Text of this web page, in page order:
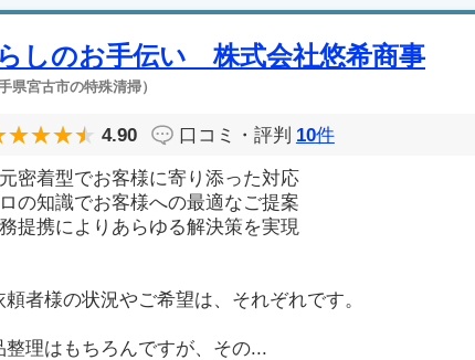
しのお手伝い 株式会社悠希商事
手県宮古市の特殊清掃）
4.90 口コミ・評判 10件
密着型でお客様に寄り添った対応
の知識でお客様への最適なご提案
提携によりあらゆる解決策を実現
頼者様の状況やご希望は、それぞれです。
整理はもちろんですが、その...